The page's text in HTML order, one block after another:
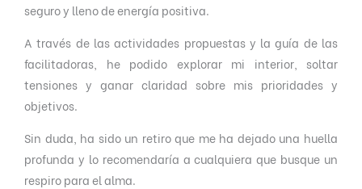
n
5
seguro y lleno de energía positiva.
A través de las actividades propuestas y la guía de las
facilitadoras, he podido explorar mi interior, soltar
tensiones y ganar claridad sobre mis prioridades y
objetivos.
Sin duda, ha sido un retiro que me ha dejado una huella
profunda y lo recomendaría a cualquiera que busque un
respiro para el alma.